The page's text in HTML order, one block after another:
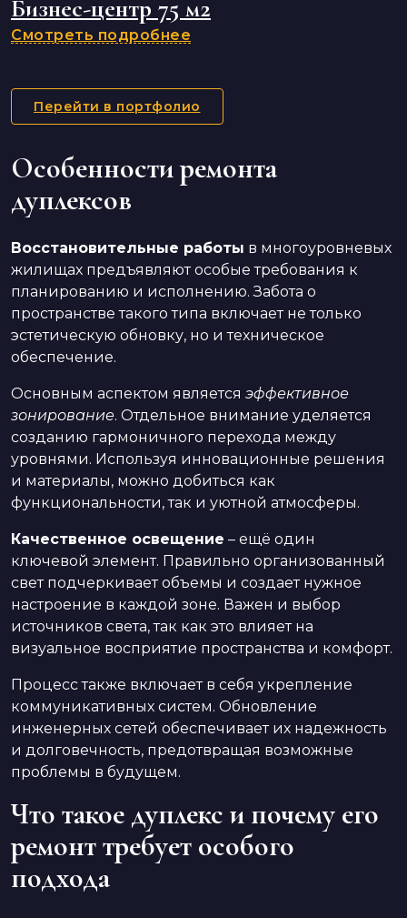
Бизнес-центр 75 м2
Смотреть подробнее
Перейти в портфолио
Особенности ремонта
дуплексов
Восстановительные работы в многоуровневых
жилищах предъявляют особые требования к
планированию и исполнению. Забота о
пространстве такого типа включает не только
эстетическую обновку, но и техническое
обеспечение.
Основным аспектом является эффективное
зонирование. Отдельное внимание уделяется
созданию гармоничного перехода между
уровнями. Используя инновационные решения
и материалы, можно добиться как
функциональности, так и уютной атмосферы.
Качественное освещение – ещё один
ключевой элемент. Правильно организованный
свет подчеркивает объемы и создает нужное
настроение в каждой зоне. Важен и выбор
источников света, так как это влияет на
визуальное восприятие пространства и комфорт.
Процесс также включает в себя укрепление
коммуникативных систем. Обновление
инженерных сетей обеспечивает их надежность
и долговечность, предотвращая возможные
проблемы в будущем.
Что такое дуплекс и почему его
ремонт требует особого
подхода